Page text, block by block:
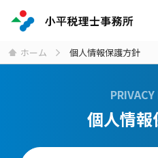
ホーム 個人情報保護方針
個人情